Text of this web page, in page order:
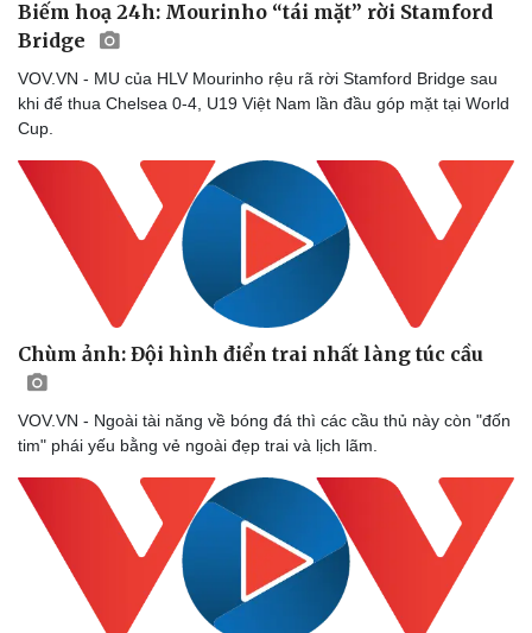
Doanh nghiệp
Thông tin doanh nghiệp
Doanh nghiệp 24h
Doanh nhân
Vì cộng đồng
Công nghệ
Sành điệu
Tin Công nghệ
Trải nghiệm
Chuyển đổi số
Biếm hoạ 24h: Mourinho “tái mặt” rời Stamford
Bridge
VOV.VN - MU của HLV Mourinho rệu rã rời Stamford Bridge sau
khi để thua Chelsea 0-4, U19 Việt Nam lần đầu góp mặt tại World
Cup.
Chùm ảnh: Đội hình điển trai nhất làng túc cầu
VOV.VN - Ngoài tài năng về bóng đá thì các cầu thủ này còn "đốn
tim" phái yếu bằng vẻ ngoài đẹp trai và lịch lãm.